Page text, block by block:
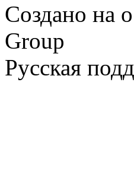
Создано на
Group
Русская